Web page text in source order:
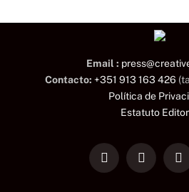
Email :
Contacto: +351 913 163 426
Política de
Estatuto
LinkedInFacebook